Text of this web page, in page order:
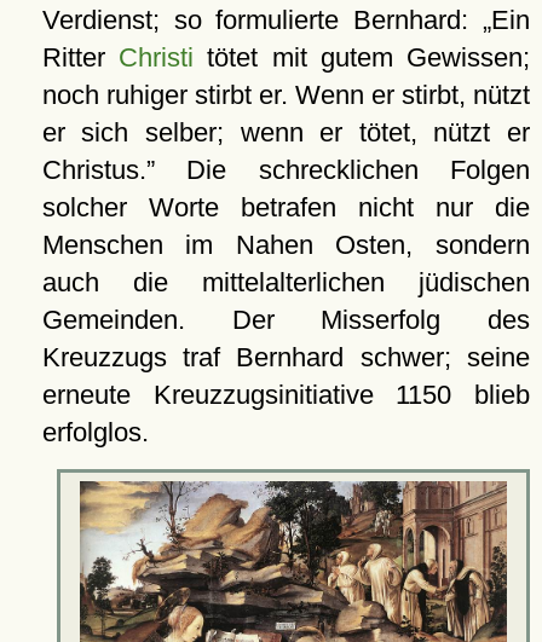
Verdienst; so formulierte Bernhard:
Ein
Ritter Christi tötet mit gutem Gewissen;
noch ruhiger stirbt er. Wenn er stirbt, nützt
er sich selber; wenn er tötet, nützt er
Christus. Die schrecklichen Folgen
solcher Worte betrafen nicht nur die
Menschen im Nahen Osten, sondern
auch die mittelalterlichen jüdischen
Gemeinden. Der Misserfolg des
Kreuzzugs traf Bernhard schwer; seine
erneute Kreuzzugsinitiative 1150 blieb
erfolglos.